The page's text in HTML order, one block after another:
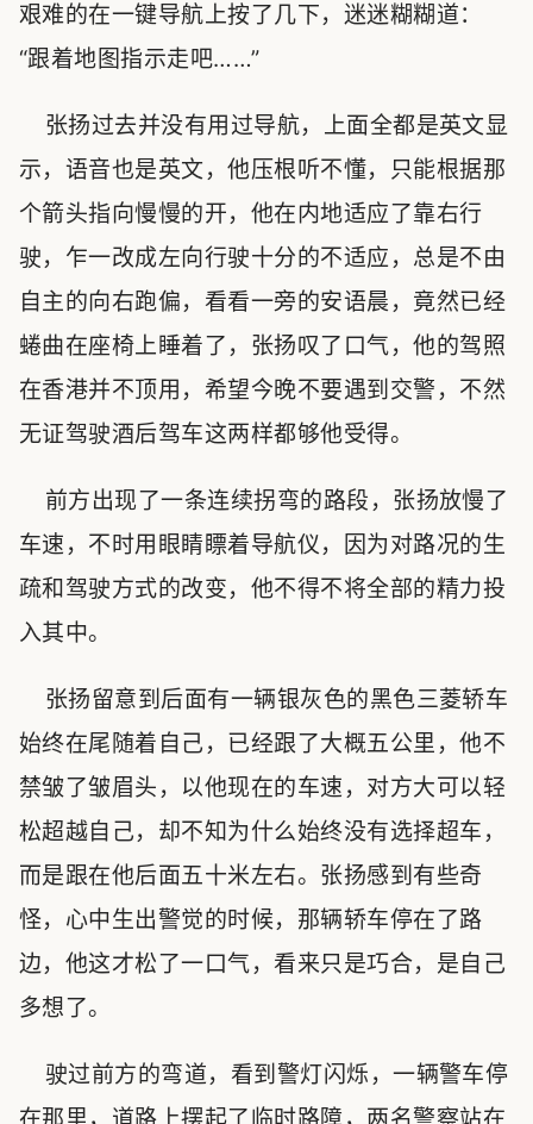
艰难的在一键导航上按了几下，迷迷糊糊道：
“跟着地图指示走吧……”
张扬过去并没有用过导航，上面全都是英文显
示，语音也是英文，他压根听不懂，只能根据那
个箭头指向慢慢的开，他在内地适应了靠右行
驶，乍一改成左向行驶十分的不适应，总是不由
自主的向右跑偏，看看一旁的安语晨，竟然已经
蜷曲在座椅上睡着了，张扬叹了口气，他的驾照
在香港并不顶用，希望今晚不要遇到交警，不然
无证驾驶酒后驾车这两样都够他受得。
前方出现了一条连续拐弯的路段，张扬放慢了
车速，不时用眼睛瞟着导航仪，因为对路况的生
疏和驾驶方式的改变，他不得不将全部的精力投
入其中。
张扬留意到后面有一辆银灰色的黑色三菱轿车
始终在尾随着自己，已经跟了大概五公里，他不
禁皱了皱眉头，以他现在的车速，对方大可以轻
松超越自己，却不知为什么始终没有选择超车，
而是跟在他后面五十米左右。张扬感到有些奇
怪，心中生出警觉的时候，那辆轿车停在了路
边，他这才松了一口气，看来只是巧合，是自己
多想了。
驶过前方的弯道，看到警灯闪烁，一辆警车停